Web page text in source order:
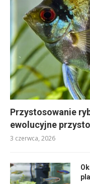
Przystosowanie
ewolucyjne
3 czerwca, 2026